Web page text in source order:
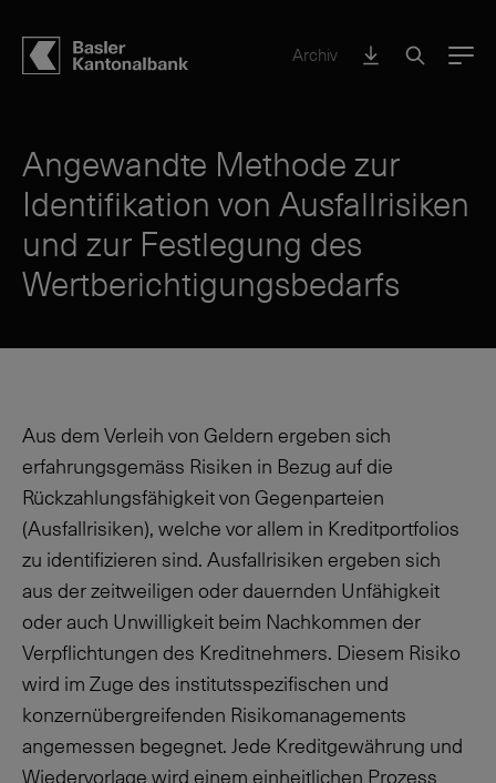
Archiv Menu
Angewandte Methode zur
Identifikation von Ausfallrisiken
und zur Festlegung des
Wertberichtigungsbedarfs
Aus dem Verleih von Geldern ergeben sich
erfahrungsgemäss Risiken in Bezug auf die
Rückzahlungsfähigkeit von Gegenparteien
(Ausfallrisiken), welche vor allem in Kreditportfolios
zu identifizieren sind. Ausfallrisiken ergeben sich
aus der zeitweiligen oder dauernden Unfähigkeit
oder auch Unwilligkeit beim Nachkommen der
Verpflichtungen des Kreditnehmers. Diesem Risiko
wird im Zuge des institutsspezifischen und
konzernübergreifenden Risikomanagements
angemessen begegnet. Jede Kreditgewährung und
Wiedervorlage wird einem einheitlichen Prozess